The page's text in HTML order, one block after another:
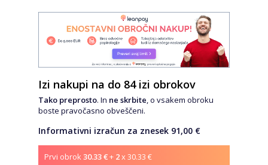
Izi nakupi na do 84 izi obrokov
Tako preprosto. In ne skrbite, o vsakem obroku
boste pravočasno obveščeni.
Informativni izračun za znesek 91,00 €
Prvi obrok30.33 €+ 2x 30.33 €